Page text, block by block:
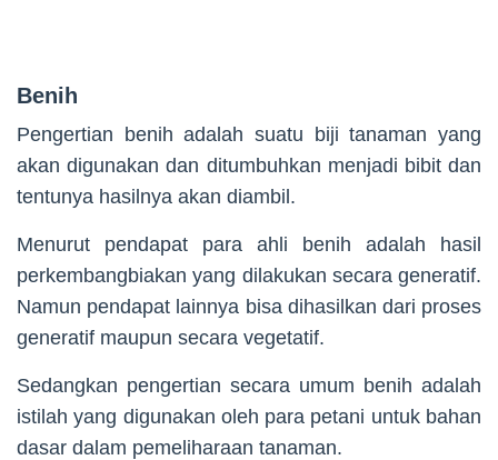
Benih
Pengertian benih adalah suatu biji tanaman yang
akan digunakan dan ditumbuhkan menjadi bibit dan
tentunya hasilnya akan diambil.
Menurut pendapat para ahli benih adalah hasil
perkembangbiakan yang dilakukan secara generatif.
Namun pendapat lainnya bisa dihasilkan dari proses
generatif maupun secara vegetatif.
Sedangkan pengertian secara umum benih adalah
istilah yang digunakan oleh para petani untuk bahan
dasar dalam pemeliharaan tanaman.